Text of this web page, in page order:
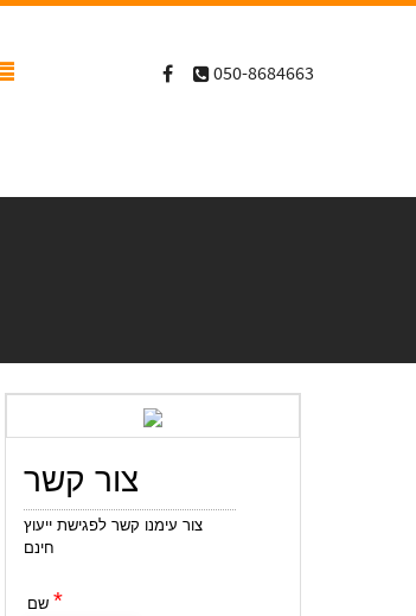
050-8684663
צור קשר
צור עימנו קשר לפגישת ייעוץ
חינם
*